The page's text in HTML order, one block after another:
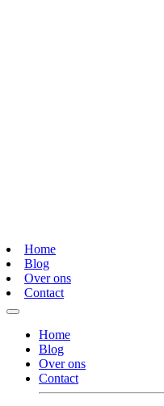
Home
Blog
Over ons
Contact
Home
Blog
Over ons
Contact